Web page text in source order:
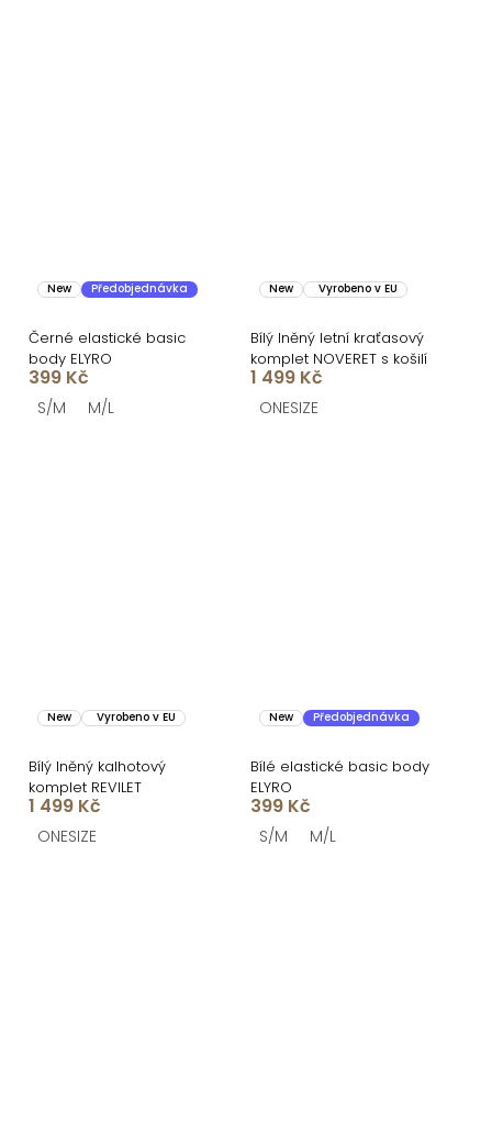
New Předobjednávka
Černé elastické basic
body ELYRO
399 Kč
S/M M/L
New Vyrobeno v EU
Bílý lněný letní kraťasový
komplet NOVERET s košilí
1 499 Kč
ONESIZE
New Vyrobeno v EU
Bílý lněný kalhotový
komplet REVILET
1 499 Kč
ONESIZE
New Předobjednávka
Bílé elastické basic body
ELYRO
399 Kč
S/M M/L